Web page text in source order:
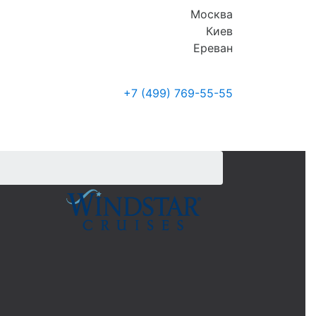
Москва
Киев
Ереван
+7 (499) 769-55-55